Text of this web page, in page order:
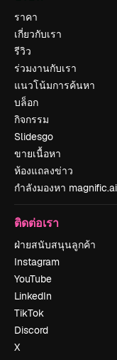
ราคา
เกี่ยวกับเรา
รีวิว
ร่วมงานกับเรา
แนวโน้มการค้นหา
บล็อก
กิจกรรม
Slidesgo
ขายเนื้อหา
ห้องแถลงข่าว
กำลังมองหา magnific.ai
ติดต่อเรา
ฝ่ายสนับสนุนลูกค้า
Instagram
YouTube
LinkedIn
TikTok
Discord
X